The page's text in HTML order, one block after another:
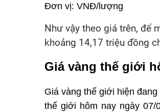
Đơn vị: VNĐ/lượng
Như vậy theo giá trên, để
khoảng 14,17 triệu đồng
Giá vàng thế giới
Giá vàng thế giới hiện
thế giới hôm nay ngày